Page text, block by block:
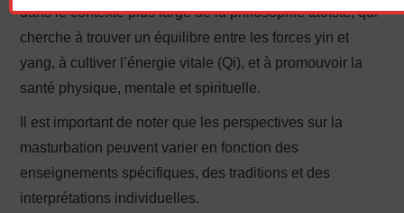
dans le contexte plus large de la philosophie taoïste, qui
cherche à trouver un équilibre entre les forces yin et
yang, à cultiver l’énergie vitale (Qi), et à promouvoir la
santé physique, mentale et spirituelle.
Il est important de noter que les perspectives sur la
masturbation peuvent varier en fonction des
enseignements spécifiques, des traditions et des
interprétations individuelles.